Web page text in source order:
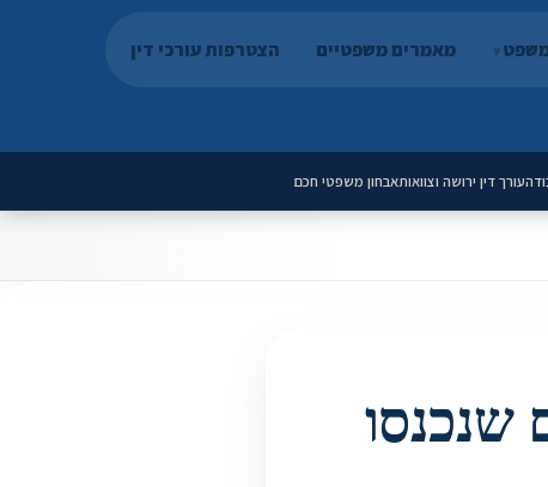
מאמרים משפטיים הצטרפות עורכי דין
עורך דין ירושה וצוואותאבחון משפטי חכם